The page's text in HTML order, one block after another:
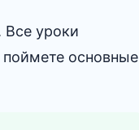
Все уроки
основные